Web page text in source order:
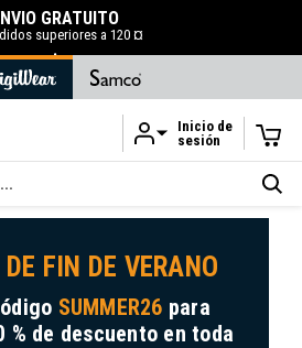
Ir al contenido principal
GRATUITO
superiores a 120 ¤
.
Inicio de
sesión
FIN DE VERANO
SUMMER26 para
% de descuento en toda